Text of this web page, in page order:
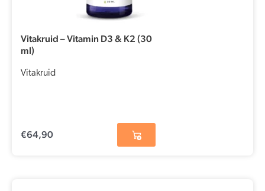
Vitakruid – Vitamin D3 & K2 (30
ml)
Vitakruid
€64,90